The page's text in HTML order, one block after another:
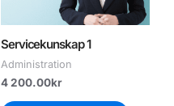
Servicekunskap 1
Administration
4 200.00kr